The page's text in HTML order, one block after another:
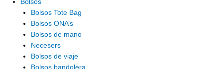
Bolsos
Bolsos Tote Bag
Bolsos ONA’s
Bolsos de mano
Necesers
Bolsos de viaje
Bolsos bandolera